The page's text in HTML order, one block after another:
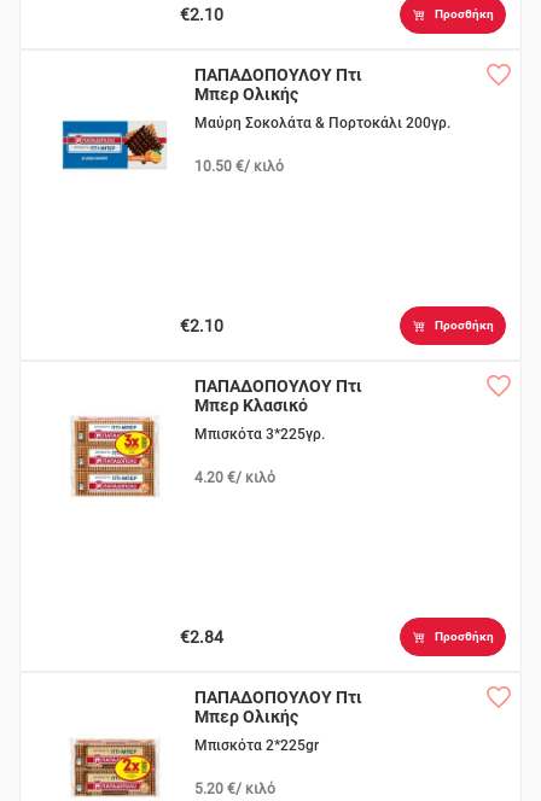
€2.10 Προσθήκη
ΠΑΠΑΔΟΠΟΥΛΟΥ Πτι
Μπερ Ολικής
Μαύρη Σοκολάτα & Πορτοκάλι 200γρ.
10.50 €/ κιλό
€2.10 Προσθήκη
ΠΑΠΑΔΟΠΟΥΛΟΥ Πτι
Μπερ Κλασικό
Μπισκότα 3*225γρ.
4.20 €/ κιλό
€2.84 Προσθήκη
ΠΑΠΑΔΟΠΟΥΛΟΥ Πτι
Μπερ Ολικής
Μπισκότα 2*225gr
5.20 €/ κιλό